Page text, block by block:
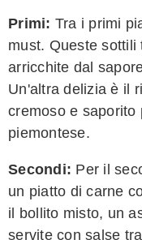
Primi: Tra i primi
must. Queste
arricchite dal
Un'altra delizia è il
cremoso e saporito
piemontese.
Secondi: Per il
un piatto di carne
il bollito misto, un
servite con salse